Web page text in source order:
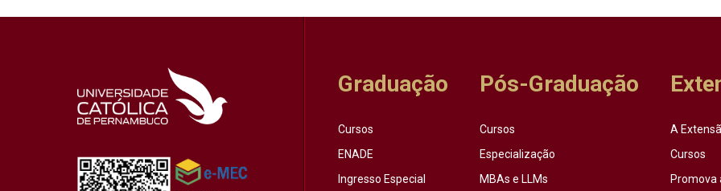
Graduação
Cursos
ENADE
Ingresso Especial
Pós-Graduação
Cursos
Especialização
MBAs e LLMs
A
Cursos
Promova